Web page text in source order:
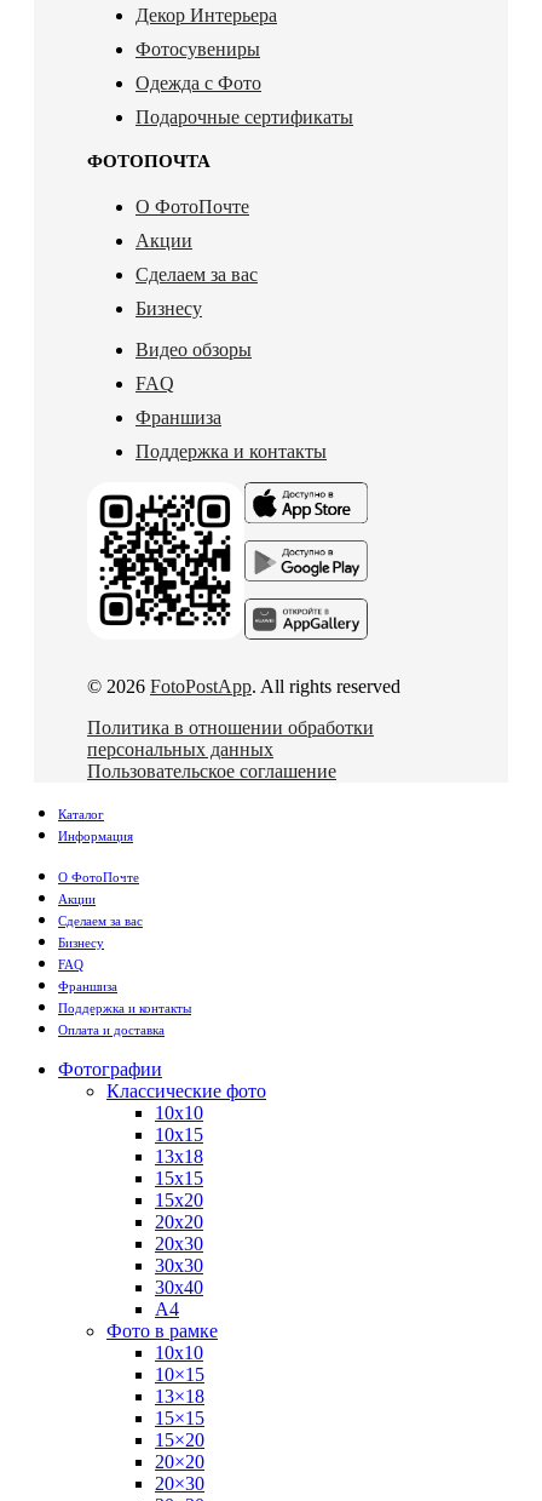
Декор Интерьера
Фотосувениры
Одежда с Фото
Подарочные сертификаты
ФОТОПОЧТА
О ФотоПочте
Акции
Сделаем за вас
Бизнесу
Видео обзоры
FAQ
Франшиза
Поддержка и контакты
© 2026 FotoPostApp. All rights reserved
Политика в отношении обработки
персональных данных
Пользовательское соглашение
Каталог
Информация
О ФотоПочте
Акции
Сделаем за вас
Бизнесу
FAQ
Франшиза
Поддержка и контакты
Оплата и доставка
Фотографии
Классические фото
10х10
10х15
13х18
15х15
15х20
20х20
20х30
30х30
30х40
А4
Фото в рамке
10х10
10×15
13×18
15×15
15×20
20×20
20×30